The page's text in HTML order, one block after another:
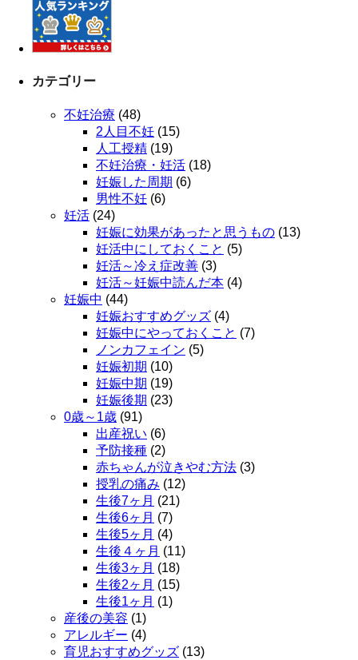
カテゴリー
不妊治療 (48)
2人目不妊 (15)
人工授精 (19)
不妊治療・妊活 (18)
妊娠した周期 (6)
男性不妊 (6)
妊活 (24)
妊娠に効果があったと思うもの (13)
妊活中にしておくこと (5)
妊活～冷え症改善 (3)
妊活～妊娠中読んだ本 (4)
妊娠中 (44)
妊娠おすすめグッズ (4)
妊娠中にやっておくこと (7)
ノンカフェイン (5)
妊娠初期 (10)
妊娠中期 (19)
妊娠後期 (23)
0歳～1歳 (91)
出産祝い (6)
予防接種 (2)
赤ちゃんが泣きやむ方法 (3)
授乳の痛み (12)
生後7ヶ月 (21)
生後6ヶ月 (7)
生後5ヶ月 (4)
生後４ヶ月 (11)
生後3ヶ月 (18)
生後2ヶ月 (15)
生後1ヶ月 (1)
産後の美容 (1)
アレルギー (4)
育児おすすめグッズ (13)